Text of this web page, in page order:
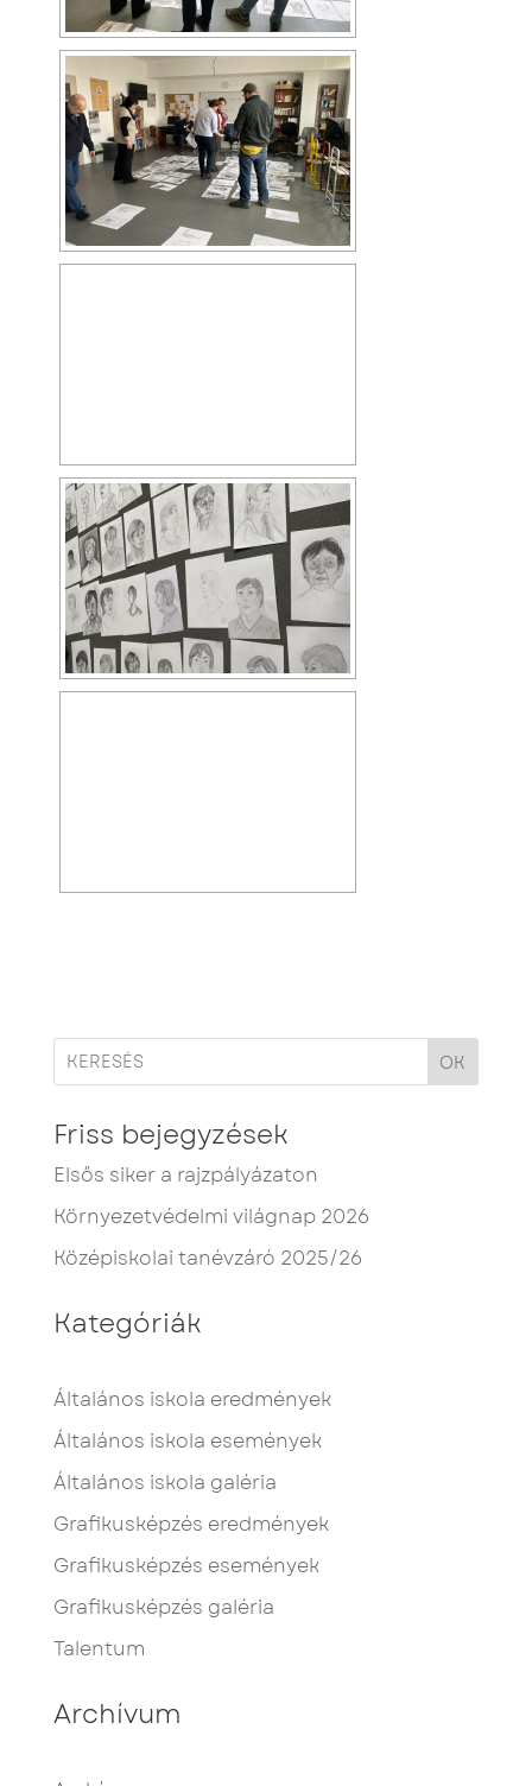
OK
Friss bejegyzések
Elsős siker a rajzpályázaton
Környezetvédelmi világnap 2026
Középiskolai tanévzáró 2025/26
Kategóriák
Általános iskola eredmények
Általános iskola események
Általános iskola galéria
Grafikusképzés eredmények
Grafikusképzés események
Grafikusképzés galéria
Talentum
Archívum